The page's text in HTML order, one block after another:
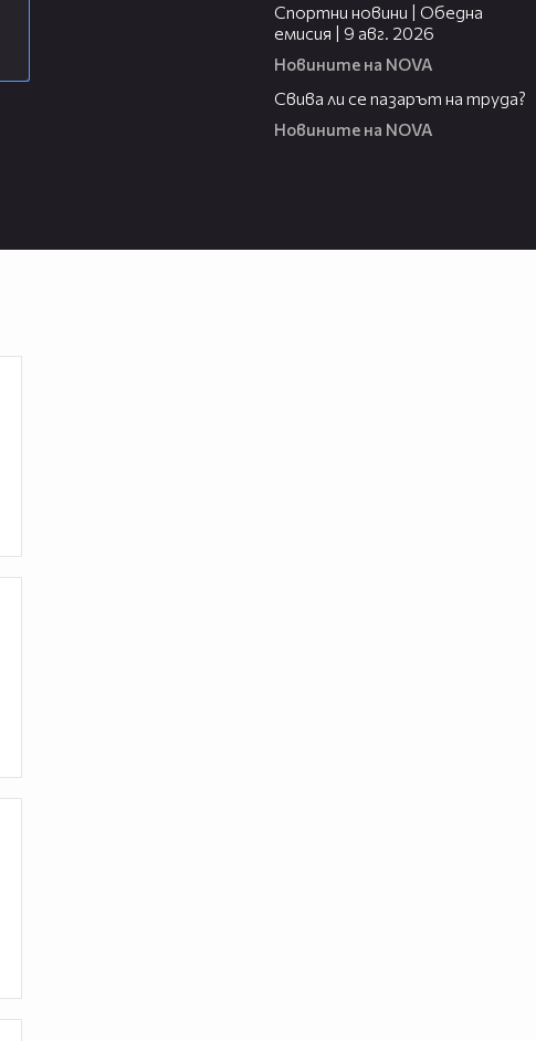
Спортни новини | Обедна
емисия | 9 aвг. 2026
Новините на NOVA
Свива ли се пазарът на труда?
Новините на NOVA